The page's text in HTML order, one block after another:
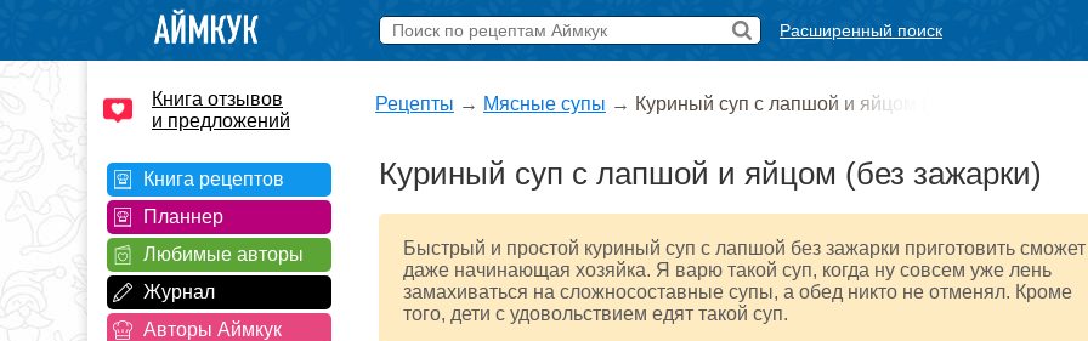
Расширенный поиск
Книга отзывов
и предложений
Книга рецептов
Планнер
Любимые авторы
Журнал
Авторы Аймкук
Рецепты → Мясные супы → Куриный суп с лапшой и яйцом (
Куриный суп с лапшой и яйцом (без зажарки)
Быстрый и простой куриный суп с лапшой без зажарки приготовить сможет
даже начинающая хозяйка. Я варю такой суп, когда ну совсем уже лень
замахиваться на сложносоставные супы, а обед никто не отменял. Кроме
того, дети с удовольствием едят такой суп.